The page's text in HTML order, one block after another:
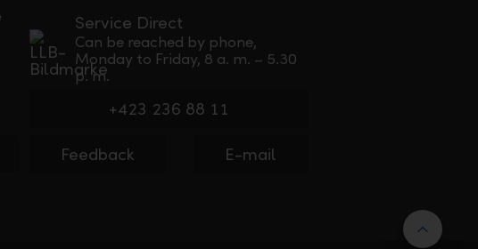
Service Direct
Can be reached by phone,
Monday to Friday, 8 a. m. – 5.30
p. m.
+423 236 88 11
Feedback E-mail